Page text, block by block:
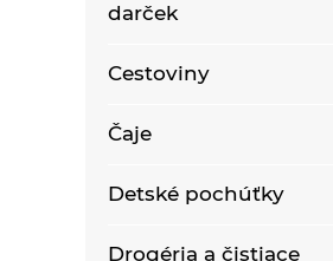
darček
Cestoviny
Bezlepkové bezvaječné
Bezlepkové bezvaječné
cestoviny pre deti
Čaje
Bioraráškovia Sonnentor
Detské pochúťky
Drogéria a čistiace